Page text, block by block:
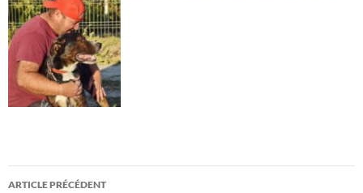
Navigation
ARTICLE PRÉCÉDENT